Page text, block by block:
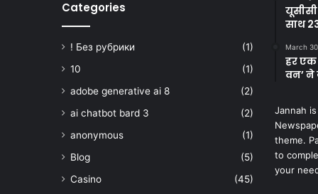
Categories
! Без рубрики
(1)
10
(1)
adobe generative ai 8
(2)
ai chatbot bard 3
(2)
anonymous
(1)
Blog
(5)
Casino
(45)
साथ
March
हर एक
वन’ ने
Jannah
theme.
to
your